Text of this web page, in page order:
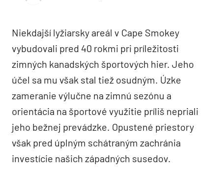
Niekdajší lyžiarsky areál v Cape Smokey
vybudovali pred 40 rokmi pri príležitosti
zimných kanadských športových hier. Jeho
účel sa mu však stal tiež osudným. Úzke
zameranie výlučne na zimnú sezónu a
orientácia na športové využitie príliš nepriali
jeho bežnej prevádzke. Opustené priestory
však pred úplným schátraným zachránia
investície našich západných susedov.